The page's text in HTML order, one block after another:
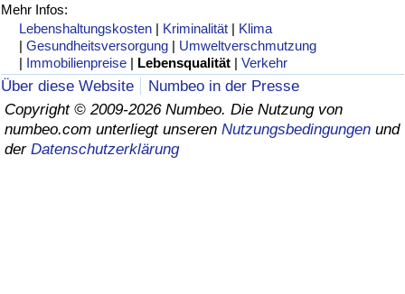
Mehr Infos:
Lebenshaltungskosten | Kriminalität | Klima
|Gesundheitsversorgung | Umweltverschmutzung
| Immobilienpreise | Lebensqualität |Verkehr
Über diese Website
Numbeo in der Presse
Copyright © 2009-2026 Numbeo. Die Nutzung von
numbeo.com unterliegt unseren Nutzungsbedingungen und
der Datenschutzerklärung
Gesundheitsversorgungs-Index
Gesundheitsversorgungs-Index nach Land
Umweltverschmutzung
Umweltverschmutzungs-Index (aktuell)